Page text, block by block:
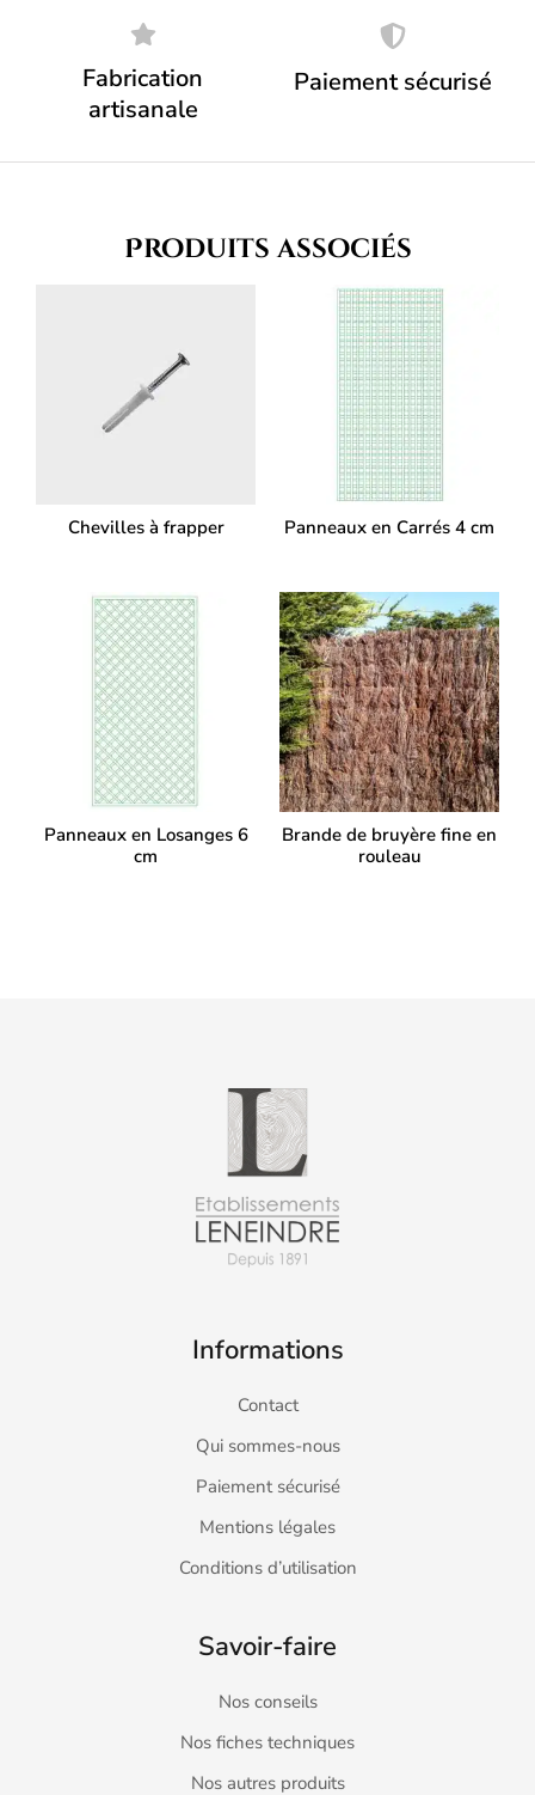
Fabrication
artisanale
Paiement sécurisé
Produits associés
Chevilles à frapper Panneaux en Carrés 4 cm
Panneaux en Losanges 6
cm
Brande de bruyère fine en
rouleau
Informations
Contact
Qui sommes-nous
Paiement sécurisé
Mentions légales
Conditions d’utilisation
Savoir-faire
Nos conseils
Nos fiches techniques
Nos autres produits